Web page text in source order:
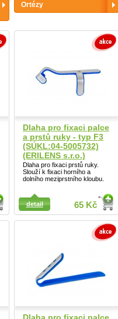
Ortézy
Dlaha pro fixaci palce
a prstů ruky - typ F3
(SÚKL:04-5005732)
(ERILENS s.r.o.)
Dlaha pro fixaci prstů ruky.
Slouží k fixaci horního a
dolního meziprstního kloubu.
65 Kč
detail